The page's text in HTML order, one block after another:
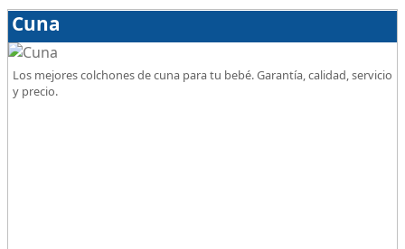
Cuna
Los mejores colchones de cuna para tu bebé. Garantía, calidad, servicio
y precio.